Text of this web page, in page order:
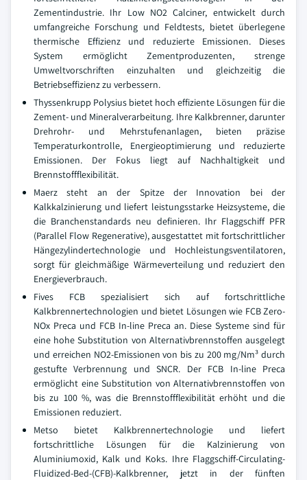
Zementindustrie. Ihr Low NO2 Calciner, entwickelt durch
umfangreiche Forschung und Feldtests, bietet überlegene
thermische Effizienz und reduzierte Emissionen. Dieses
System ermöglicht Zementproduzenten, strenge
Umweltvorschriften einzuhalten und gleichzeitig die
Betriebseffizienz zu verbessern.
Thyssenkrupp Polysius bietet hoch effiziente Lösungen für die
Zement- und Mineralverarbeitung. Ihre Kalkbrenner, darunter
Drehrohr- und Mehrstufenanlagen, bieten präzise
Temperaturkontrolle, Energieoptimierung und reduzierte
Emissionen. Der Fokus liegt auf Nachhaltigkeit und
Brennstoffflexibilität.
Maerz steht an der Spitze der Innovation bei der
Kalkkalzinierung und liefert leistungsstarke Heizsysteme, die
die Branchenstandards neu definieren. Ihr Flaggschiff PFR
(Parallel Flow Regenerative), ausgestattet mit fortschrittlicher
Hängezylindertechnologie und Hochleistungsventilatoren,
sorgt für gleichmäßige Wärmeverteilung und reduziert den
Energieverbrauch.
Fives FCB spezialisiert sich auf fortschrittliche
Kalkbrennertechnologien und bietet Lösungen wie FCB Zero-
NOx Preca und FCB In-line Preca an. Diese Systeme sind für
eine hohe Substitution von Alternativbrennstoffen ausgelegt
und erreichen NO2-Emissionen von bis zu 200 mg/Nm³ durch
gestufte Verbrennung und SNCR. Der FCB In-line Preca
ermöglicht eine Substitution von Alternativbrennstoffen von
bis zu 100 %, was die Brennstoffflexibilität erhöht und die
Emissionen reduziert.
Metso bietet Kalkbrennertechnologie und liefert
fortschrittliche Lösungen für die Kalzinierung von
Aluminiumoxid, Kalk und Koks. Ihre Flaggschiff-Circulating-
Fluidized-Bed-(CFB)-Kalkbrenner, jetzt in der fünften